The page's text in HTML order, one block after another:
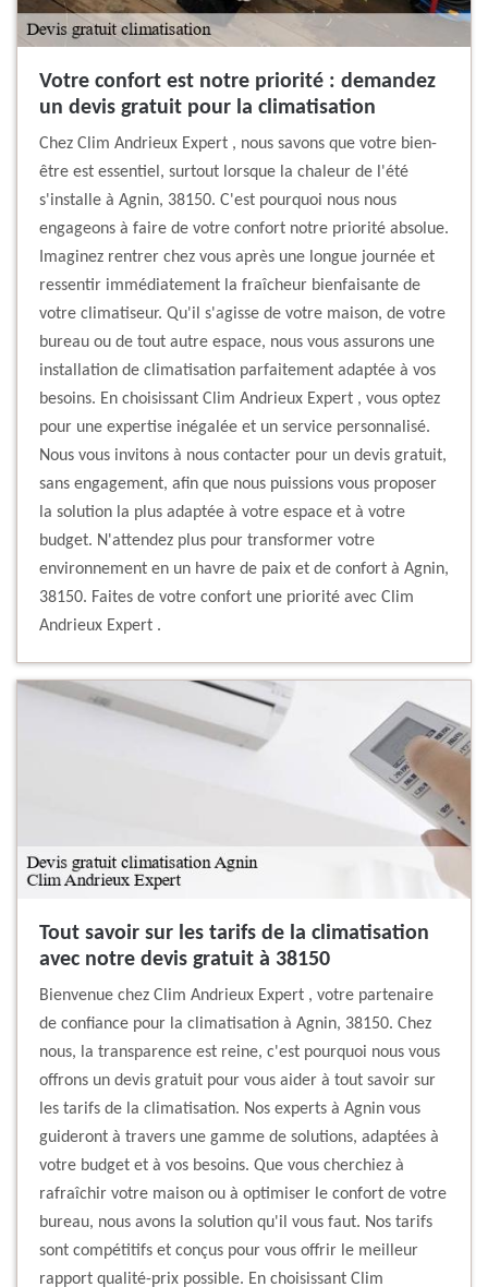
Votre confort est notre priorité : demandez
un devis gratuit pour la climatisation
Chez Clim Andrieux Expert , nous savons que votre bien-
être est essentiel, surtout lorsque la chaleur de l'été
s'installe à Agnin, 38150. C'est pourquoi nous nous
engageons à faire de votre confort notre priorité absolue.
Imaginez rentrer chez vous après une longue journée et
ressentir immédiatement la fraîcheur bienfaisante de
votre climatiseur. Qu'il s'agisse de votre maison, de votre
bureau ou de tout autre espace, nous vous assurons une
installation de climatisation parfaitement adaptée à vos
besoins. En choisissant Clim Andrieux Expert , vous optez
pour une expertise inégalée et un service personnalisé.
Nous vous invitons à nous contacter pour un devis gratuit,
sans engagement, afin que nous puissions vous proposer
la solution la plus adaptée à votre espace et à votre
budget. N'attendez plus pour transformer votre
environnement en un havre de paix et de confort à Agnin,
38150. Faites de votre confort une priorité avec Clim
Andrieux Expert .
Tout savoir sur les tarifs de la climatisation
avec notre devis gratuit à 38150
Bienvenue chez Clim Andrieux Expert , votre partenaire
de confiance pour la climatisation à Agnin, 38150. Chez
nous, la transparence est reine, c'est pourquoi nous vous
offrons un devis gratuit pour vous aider à tout savoir sur
les tarifs de la climatisation. Nos experts à Agnin vous
guideront à travers une gamme de solutions, adaptées à
votre budget et à vos besoins. Que vous cherchiez à
rafraîchir votre maison ou à optimiser le confort de votre
bureau, nous avons la solution qu'il vous faut. Nos tarifs
sont compétitifs et conçus pour vous offrir le meilleur
rapport qualité-prix possible. En choisissant Clim